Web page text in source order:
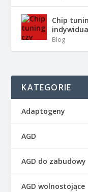
Chip
Blog
KATEGORIE
Adaptogeny
AGD
AGD do zabudowy
AGD wolnostojące